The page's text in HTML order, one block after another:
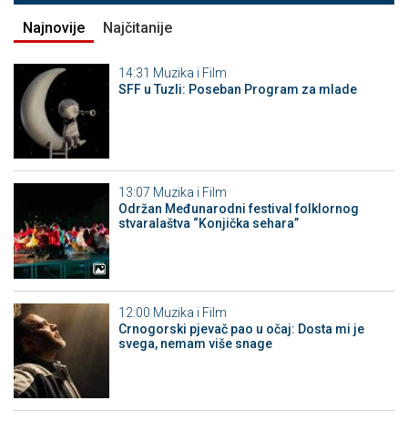
Najnovije Najčitanije
14:31 Muzika i Film
SFF u Tuzli: Poseban Program za mlade
13:07 Muzika i Film
Održan Međunarodni festival folklornog
stvaralaštva “Konjička sehara”
12:00 Muzika i Film
Crnogorski pjevač pao u očaj: Dosta mi je
svega, nemam više snage